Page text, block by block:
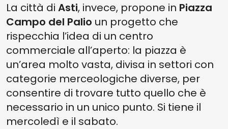
La città di Asti, invece, propone in Piazza
Campo del Palio un progetto che
rispecchia l’idea di un centro
commerciale all’aperto: la piazza è
un’area molto vasta, divisa in settori con
categorie merceologiche diverse, per
consentire di trovare tutto quello che è
necessario in un unico punto. Si tiene il
mercoledì e il sabato.